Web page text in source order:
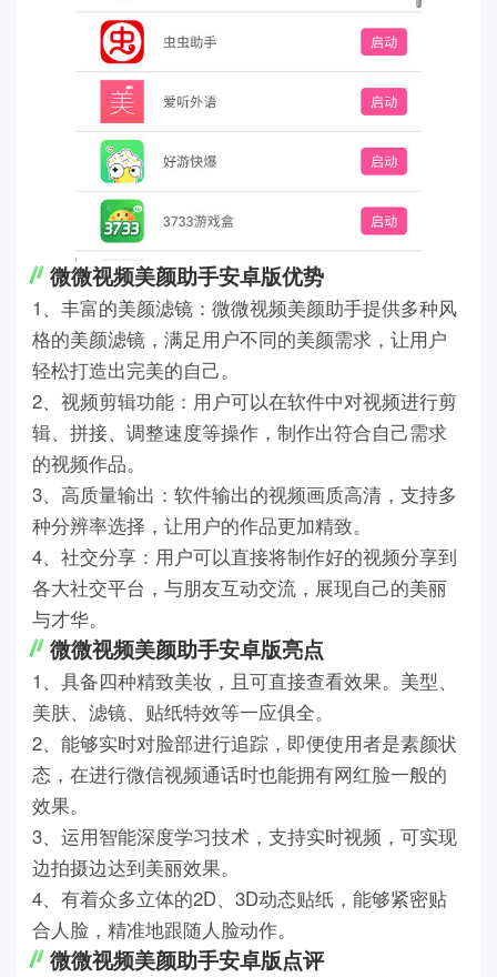
微微视频美颜助手安卓版优势
1、丰富的美颜滤镜：微微视频美颜助手提供多种风
格的美颜滤镜，满足用户不同的美颜需求，让用户
轻松打造出完美的自己。
2、视频剪辑功能：用户可以在软件中对视频进行剪
辑、拼接、调整速度等操作，制作出符合自己需求
的视频作品。
3、高质量输出：软件输出的视频画质高清，支持多
种分辨率选择，让用户的作品更加精致。
4、社交分享：用户可以直接将制作好的视频分享到
各大社交平台，与朋友互动交流，展现自己的美丽
与才华。
微微视频美颜助手安卓版亮点
1、具备四种精致美妆，且可直接查看效果。美型、
美肤、滤镜、贴纸特效等一应俱全。
2、能够实时对脸部进行追踪，即便使用者是素颜状
态，在进行微信视频通话时也能拥有网红脸一般的
效果。
3、运用智能深度学习技术，支持实时视频，可实现
边拍摄边达到美丽效果。
4、有着众多立体的2D、3D动态贴纸，能够紧密贴
合人脸，精准地跟随人脸动作。
微微视频美颜助手安卓版点评